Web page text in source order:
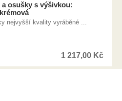
osušky s výšivkou:
nejvyšší kvality vyráběné ...
1 217,00 Kč